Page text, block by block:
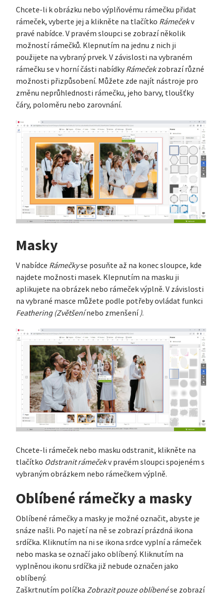
Chcete-li k obrázku nebo výplňovému rámečku přidat
rámeček, vyberte jej a klikněte na tlačítko Rámečekv
pravé nabídce. V pravém sloupci se zobrazí několik
možností rámečků. Klepnutím na jednu z nich ji
použijete na vybraný prvek. V závislosti na vybraném
rámečku se v horní části nabídkyRámečekzobrazí různé
možnosti přizpůsobení. Můžete zde najít nástroje pro
změnu neprůhlednosti rámečku, jeho barvy, tloušťky
čáry, poloměru nebo zarovnání.
Masky
V nabídce Rámečkyse posuňte až na konec sloupce, kde
najdete možnosti masek. Klepnutím na masku ji
aplikujete na obrázek nebo rámeček výplně. V závislosti
na vybrané masce můžete podle potřeby ovládat funkci
Feathering (Zvětšenínebo zmenšení).
Chcete-li rámeček nebo masku odstranit, klikněte na
tlačítko Odstranit rámečekv pravém sloupci spojeném s
vybraným obrázkem nebo rámečkem výplně.
Oblíbené rámečky a masky
Oblíbené rámečky a masky je možné označit, abyste je
snáze našli. Po najetí na ně se zobrazí prázdná ikona
srdíčka. Kliknutím na ni se ikona srdce vyplní a rámeček
nebo maska se označí jako oblíbený. Kliknutím na
vyplněnou ikonu srdíčka již nebude označen jako
oblíbený.
Zaškrtnutím políčka Zobrazit pouze oblíbenése zobrazí